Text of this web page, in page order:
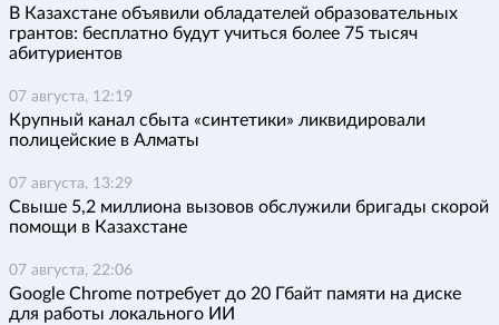
В Казахстане объявили обладателей образовательных
грантов: бесплатно будут учиться более 75 тысяч
абитуриентов
07 августа, 12:19
Крупный канал сбыта «синтетики» ликвидировали
полицейские в Алматы
07 августа, 13:29
Свыше 5,2 миллиона вызовов обслужили бригады скорой
помощи в Казахстане
07 августа, 22:06
Google Chrome потребует до 20 Гбайт памяти на диске
для работы локального ИИ